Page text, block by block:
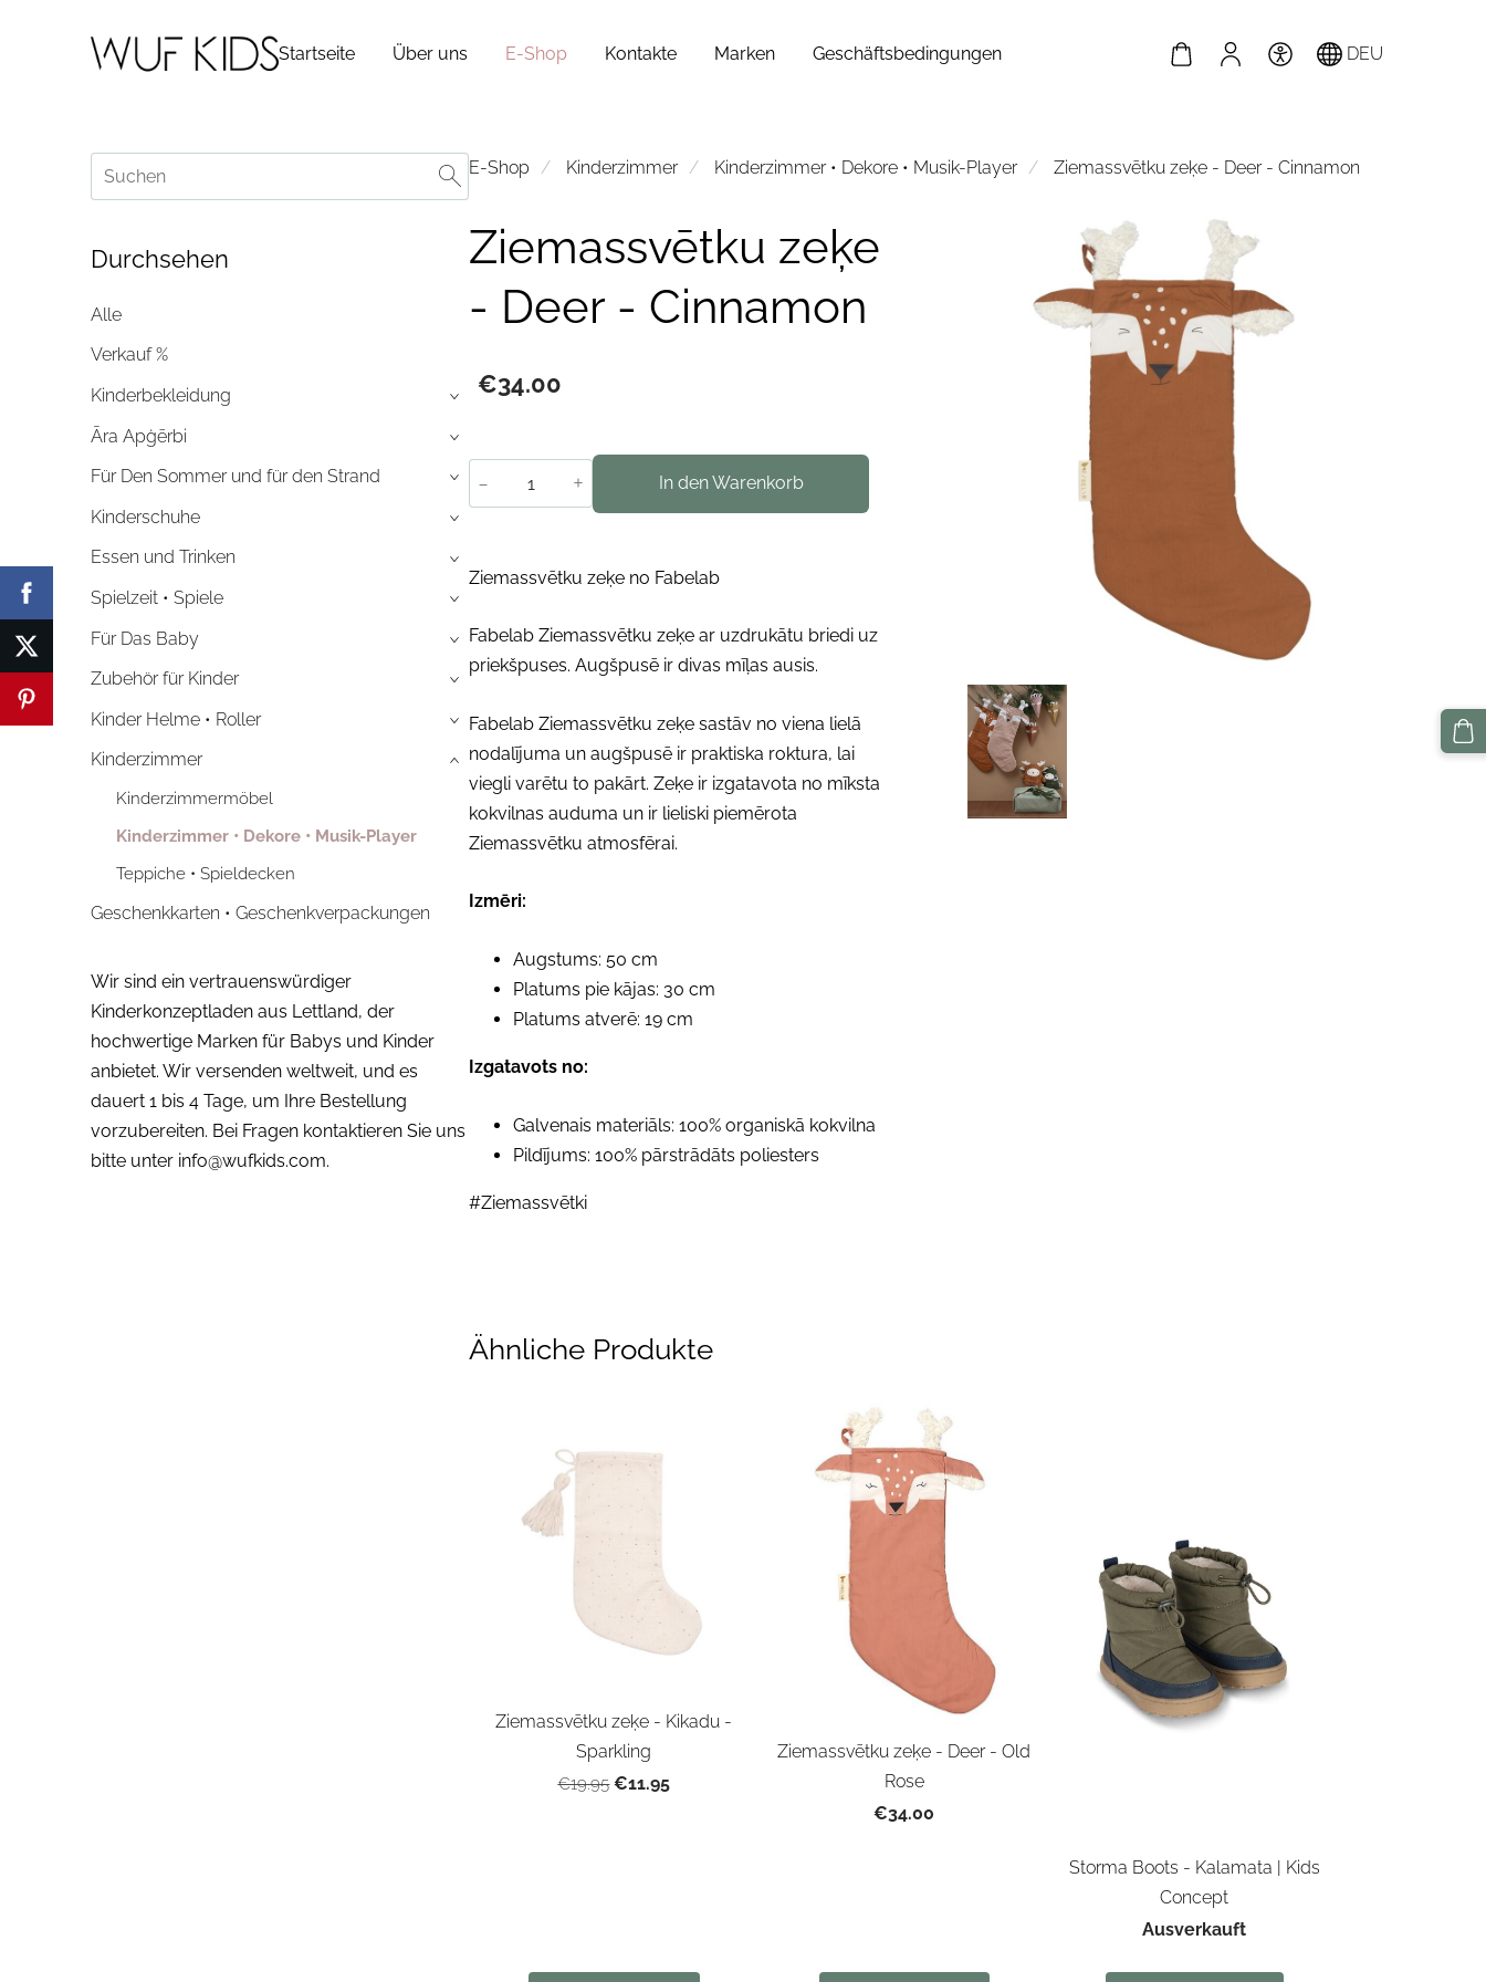
Startseite Über uns E-Shop Kontakte Marken Geschäftsbedingungen DEU
Durchsehen
Alle
Verkauf %
Kinderbekleidung
›
Āra Apģērbi ›
Für Den Sommer und für den Strand ›
Kinderschuhe ›
Essen und Trinken ›
Spielzeit • Spiele ›
Für Das Baby ›
Zubehör für Kinder ›
Kinder Helme • Roller ›
Kinderzimmer
Kinderzimmermöbel
Kinderzimmer • Dekore • Musik-Player
Teppiche • Spieldecken
›
Geschenkkarten • Geschenkverpackungen
Wir sind ein vertrauenswürdiger
Kinderkonzeptladen aus Lettland, der
hochwertige Marken für Babys und Kinder
anbietet. Wir versenden weltweit, und es
dauert 1 bis 4 Tage, um Ihre Bestellung
vorzubereiten. Bei Fragen kontaktieren Sie uns
bitte unter info@wufkids.com.
E-Shop Kinderzimmer Kinderzimmer • Dekore • Musik-Player Ziemassvētku zeķe - Deer - Cinnamon
Ziemassvētku zeķe
- Deer - Cinnamon
€34.00
- + In den Warenkorb
Ziemassvētku zeķe no Fabelab
Fabelab Ziemassvētku zeķe ar uzdrukātu briedi uz
priekšpuses. Augšpusē ir divas mīļas ausis.
Fabelab Ziemassvētku zeķe sastāv no viena lielā
nodalījuma un augšpusē ir praktiska roktura, lai
viegli varētu to pakārt. Zeķe ir izgatavota no mīksta
kokvilnas auduma un ir lieliski piemērota
Ziemassvētku atmosfērai.
Izmēri:
Augstums: 50 cm
Platums pie kājas: 30 cm
Platums atverē: 19 cm
Izgatavots no:
Galvenais materiāls: 100% organiskā kokvilna
Pildījums: 100% pārstrādāts poliesters
#Ziemassvētki
Ähnliche Produkte
Ziemassvētku zeķe - Kikadu -
Sparkling
€19.95 €11.95
Ziemassvētku zeķe - Deer - Old
Rose
€34.00
Storma Boots - Kalamata | Kids
Concept
Ausverkauft